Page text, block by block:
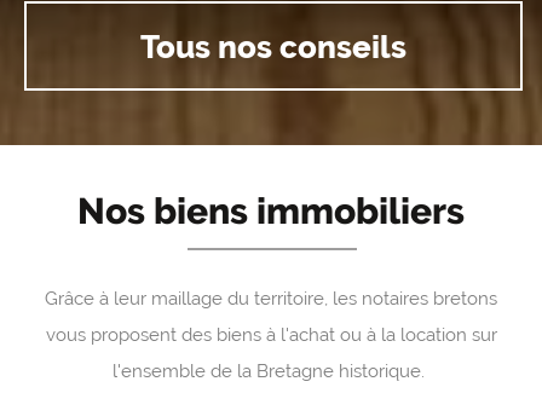
Tous nos conseils
Nos biens immobiliers
Grâce à leur maillage du territoire, les notaires bretons
vous proposent des biens à l'achat ou à la location sur
l'ensemble de la Bretagne historique.